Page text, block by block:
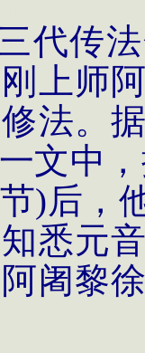
代传
上师
法。
文中
)后，
悉元
阇黎